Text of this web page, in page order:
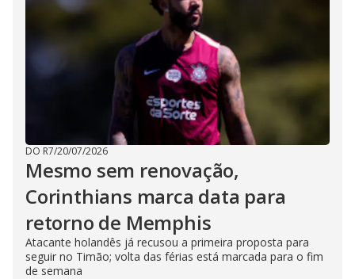
DO R7/20/07/2026
Mesmo sem renovação,
Corinthians marca data para
retorno de Memphis
Atacante holandês já recusou a primeira proposta para
seguir no Timão; volta das férias está marcada para o fim
de semana